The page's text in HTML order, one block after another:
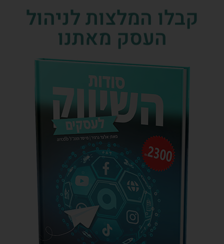
קבלו המלצות לניהול
העסק מאתנו